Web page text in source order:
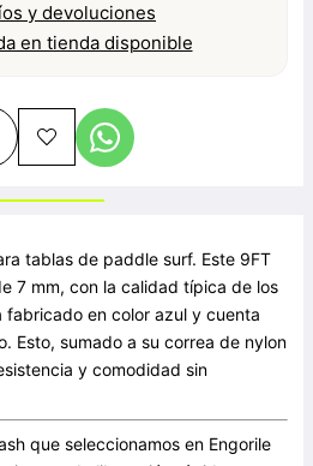
y devoluciones
en tienda disponible
tablas de paddle surf. Este 9FT
7 mm, con la calidad típica de los
fabricado en color azul y cuenta
Esto, sumado a su correa de nylon
y comodidad sin
que seleccionamos en Engorile